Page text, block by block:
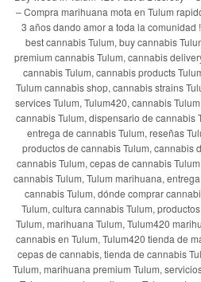
– Compra marihuana mota en Tulum
3 años dando amor a toda la comunidad
best cannabis Tulum, buy cannabis
premium cannabis Tulum, cannabis
cannabis Tulum, cannabis products
Tulum cannabis shop, cannabis strains
services Tulum, Tulum420, cannabis
cannabis Tulum, dispensario de cannabis
entrega de cannabis Tulum, reseñas
productos de cannabis Tulum, cannabis
cannabis Tulum, cepas de cannabis
cannabis Tulum, Tulum marihuana,
cannabis Tulum, dónde comprar
Tulum, cultura cannabis Tulum,
Tulum, marihuana Tulum, Tulum420
cannabis en Tulum, Tulum420 tienda de
cepas de cannabis, tienda de cannabis
Tulum, marihuana premium Tulum,